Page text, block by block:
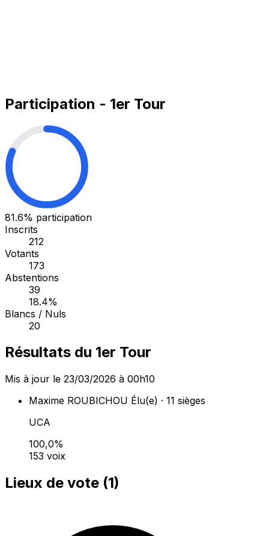
Participation - 1er Tour
81.6% participation
Inscrits
212
Votants
173
Abstentions
39
18.4%
Blancs / Nuls
20
Résultats du 1er Tour
Mis à jour le 23/03/2026 à 00h10
Maxime ROUBICHOU Élu(e) · 11 sièges
UCA
100,0%
153 voix
Lieux de vote (1)